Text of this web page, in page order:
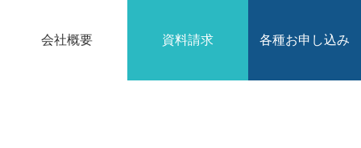
会社概要 資料請求 各種お申し込み